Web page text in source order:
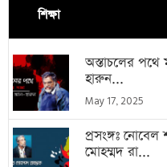
শিক্ষা
অস্তাচলের পথে
হারুন...
May 17, 2025
প্রসংঙ্গঃ নোবেল
মোহম্মদ রা...